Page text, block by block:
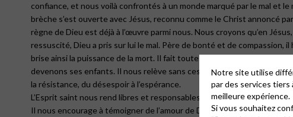
confiance, et nous voilà confrontés à un monde marqué par le mal et le
brèche s’est ouverte avec Jésus, reconnu comme le Christ annoncé
règne de Dieu est déjà à l’œuvre parmi nous. Nous croyons qu’en
ressuscité, Dieu a pris sur lui le mal. Père de bonté et de compassion,
brise ainsi la puissance de la mort. Il fait toutes choses nouvelles ! Par
devenons ses enfants. Il nous relève sans cesse : de la peur à la
la résistance, du désespoir à l’espérance.
L’Esprit saint nous rend libres et responsables par la promesse d’une
Il nous encourage à témoigner de l’amour de Dieu, en paroles et en
Notre site utilise
par des services
meilleure expérience.
Si vous souhaitez